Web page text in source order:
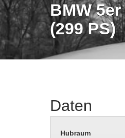
BMW
(299 PS)
Daten
Hubraum